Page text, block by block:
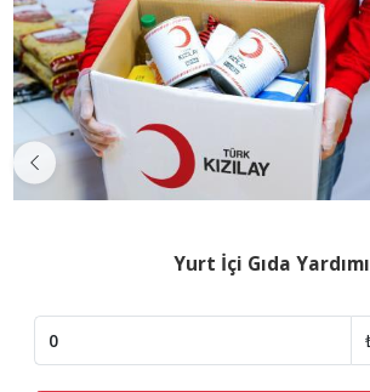
Yurt İçi Gıda Yardımı
Previous